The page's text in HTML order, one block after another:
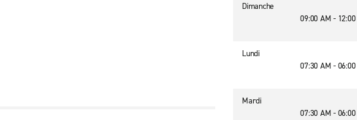
Dimanche
09:00 AM -
Lundi
07:30 AM -
Mardi
07:30 AM -